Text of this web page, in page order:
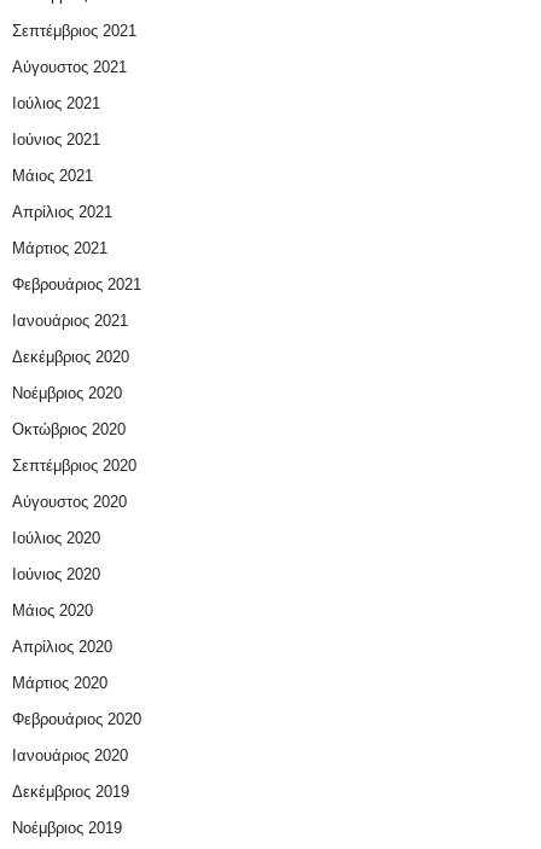
Σεπτέμβριος 2021
Αύγουστος 2021
Ιούλιος 2021
Ιούνιος 2021
Μάιος 2021
Απρίλιος 2021
Μάρτιος 2021
Φεβρουάριος 2021
Ιανουάριος 2021
Δεκέμβριος 2020
Νοέμβριος 2020
Οκτώβριος 2020
Σεπτέμβριος 2020
Αύγουστος 2020
Ιούλιος 2020
Ιούνιος 2020
Μάιος 2020
Απρίλιος 2020
Μάρτιος 2020
Φεβρουάριος 2020
Ιανουάριος 2020
Δεκέμβριος 2019
Νοέμβριος 2019